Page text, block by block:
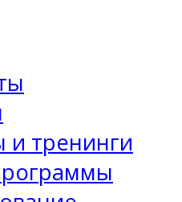
тренинги